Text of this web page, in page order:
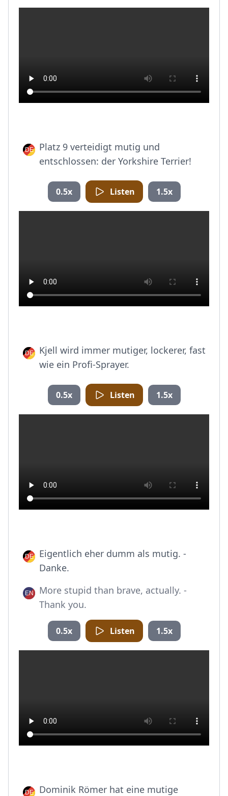
Platz 9 verteidigt mutig und
entschlossen: der Yorkshire Terrier!
0.5x Listen 1.5x
Kjell wird immer mutiger, lockerer, fast
wie ein Profi-Sprayer.
0.5x Listen 1.5x
Eigentlich eher dumm als mutig. -
Danke.
More stupid than brave, actually. -
Thank you.
0.5x Listen 1.5x
Dominik Römer hat eine mutige